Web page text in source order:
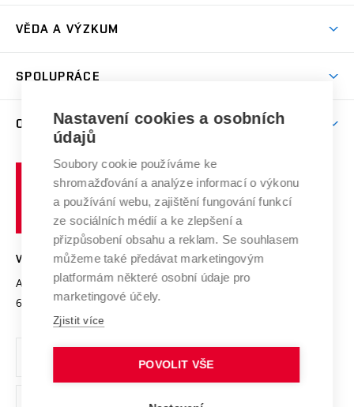
Sport na VUT
Dny otevřených dveří
Celoživotní vzdělávání
E-přihláška
Harmonogram akademického roku
Závěrečné práce
Doktorské studium
Zpracování osobních údajů studentů
Sociální bezpečí
Studium bez bariér
Podpora podnikání
VĚDA A VÝZKUM
Mezinárodní vědecká rada
Systém zajišťování kvality výzkumu
Výzkumné infrastruktury
Transfer znalostí
Open Science
Projekty
Projekty ze strukturálních fondů
Specifický výzkum
SPOLUPRÁCE
Firemní spolupráce
Zahraniční spolupráce
Spolupráce se školami
Mezinárodní dohody
Univerzitní sítě
O UNIVERZITĚ
Profil univerzity
Udržitelná univerzita
Podnikavá univerzita / ContriBUTe
Bezpečná univerzita
Vyznamenání
Organizační struktura
Ochrana osobních údajů
učení
technické
Brně
VYSOKÉ UČENÍ TECHNICKÉ V BRNĚ
Antonínská 548/1
602 00 Brno
www.vut.cz
vut@vutbr.cz
Nastavení cookies a osobních
údajů
Soubory cookie používáme ke
shromažďování a analýze informací o výkonu
a používání webu, zajištění fungování funkcí
ze sociálních médií a ke zlepšení a
přizpůsobení obsahu a reklam. Se souhlasem
můžeme také předávat marketingovým
platformám některé osobní údaje pro
marketingové účely.
Zjistit více
POVOLIT VŠE